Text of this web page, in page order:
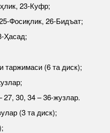
23-Куфр;
Фосиқлик, 26-Бидъат;
Ҳасад;
таржимаси (6 та диск);
27, 30, 34 – 36-жузлар.
(3 та диск);